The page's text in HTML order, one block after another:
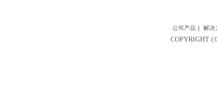
公司产品 解决
COPYRIGHT